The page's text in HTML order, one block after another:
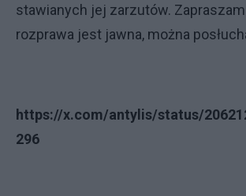
stawianych jej zarzutów.
rozprawa jest jawna, można
https://x.com/antylis/status/
296